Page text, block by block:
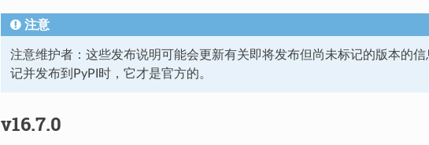
注意
注意维护者：这些发布说明可能会更新有关即将发布但尚未标记的版本的
记并发布到PyPI时，它才是官方的。
v16.7.0